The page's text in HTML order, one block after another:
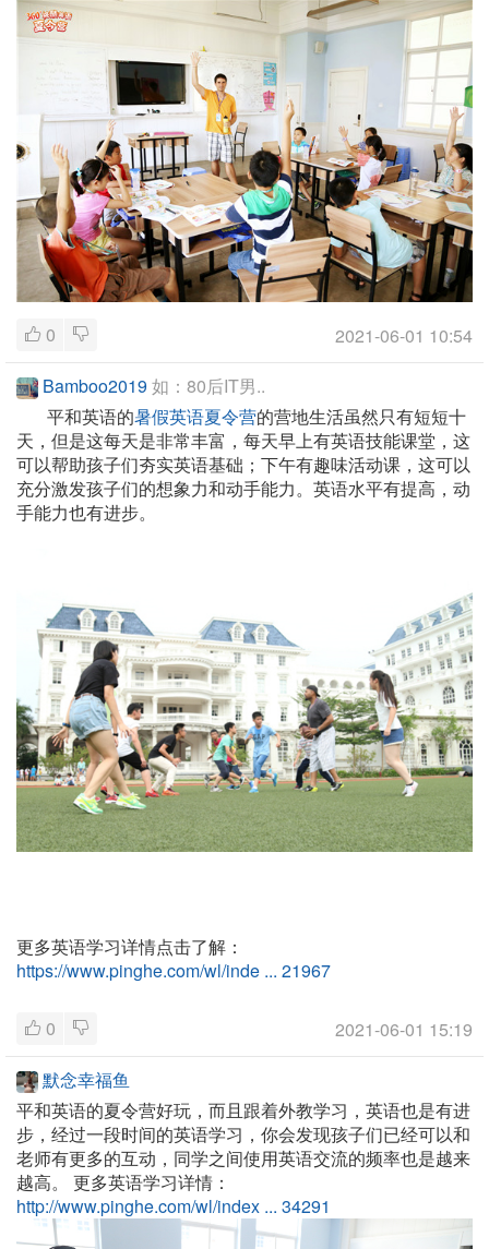
0
2021-06-01 10:54
Bamboo2019 如：80后IT男..
平和英语的暑假英语夏令营的营地生活虽然只有短短十
天，但是这每天是非常丰富，每天早上有英语技能课堂，这
可以帮助孩子们夯实英语基础；下午有趣味活动课，这可以
充分激发孩子们的想象力和动手能力。英语水平有提高，动
手能力也有进步。
更多英语学习详情点击了解：
https://www.pinghe.com/wl/inde ... 21967
0
2021-06-01 15:19
默念幸福鱼
平和英语的夏令营好玩，而且跟着外教学习，英语也是有进
步，经过一段时间的英语学习，你会发现孩子们已经可以和
老师有更多的互动，同学之间使用英语交流的频率也是越来
越高。
更多英语学习详情：
http://www.pinghe.com/wl/index ... 34291